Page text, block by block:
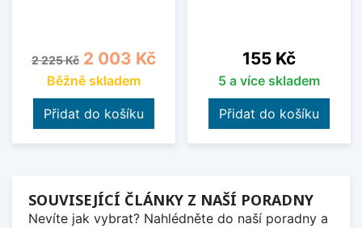
Běžná cena
2 225 Kč Cena
2 003 Kč
Běžně skladem
Přidat do košíku
Cena
155 Kč
5 a více skladem
Přidat do košíku
SOUVISEJÍCÍ ČLÁNKY Z NAŠÍ PORADNY
Nevíte jak vybrat? Nahlédněte do naší poradny a